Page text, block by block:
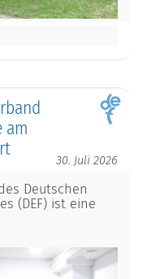
am
30. Juli 2026
Deutschen
(DEF) ist eine